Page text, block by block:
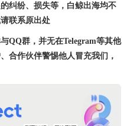
纠纷、损失等，白鲸出海均不
联系原出处
QQ群，并无在Telegram等其他
合作伙伴警惕他人冒充我们，